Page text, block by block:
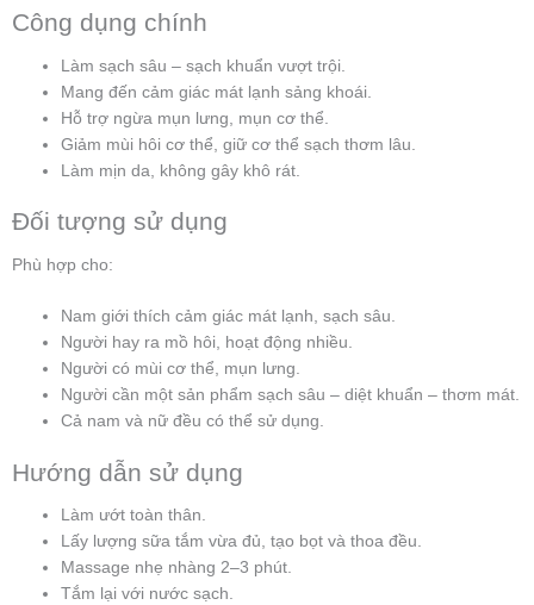
Công dụng chính
Làm sạch sâu – sạch khuẩn vượt trội.
Mang đến cảm giác mát lạnh sảng khoái.
Hỗ trợ ngừa mụn lưng, mụn cơ thể.
Giảm mùi hôi cơ thể, giữ cơ thể sạch thơm lâu.
Làm mịn da, không gây khô rát.
Đối tượng sử dụng
Phù hợp cho:
Nam giới thích cảm giác mát lạnh, sạch sâu.
Người hay ra mồ hôi, hoạt động nhiều.
Người có mùi cơ thể, mụn lưng.
Người cần một sản phẩm sạch sâu – diệt khuẩn – thơm mát.
Cả nam và nữ đều có thể sử dụng.
Hướng dẫn sử dụng
Làm ướt toàn thân.
Lấy lượng sữa tắm vừa đủ, tạo bọt và thoa đều.
Massage nhẹ nhàng 2–3 phút.
Tắm lại với nước sạch.